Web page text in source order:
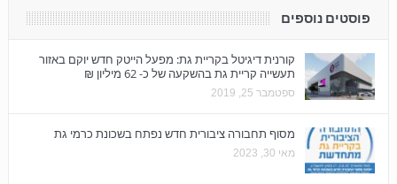
פוסטים נוספים
קורנית דיגיטל בקריית גת: מפעל הייטק חדש יוקם באזור
תעשייה קריית גת בהשקעה של כ- 62 מיליון ₪
ספטמבר 25, 2019
מסוף תחבורה ציבורית חדש נפתח בשכונת כרמי גת
מאי 30, 2023